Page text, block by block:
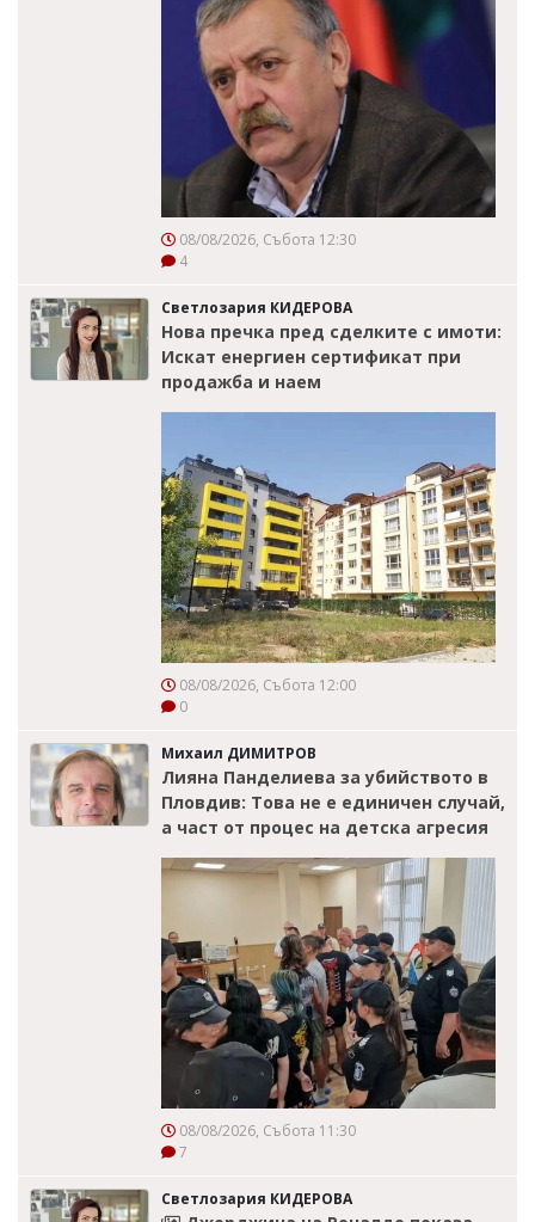
08/08/2026, Събота 12:30
4
Светлозария КИДЕРОВА
Нова пречка пред сделките с имоти:
Искат енергиен сертификат при
продажба и наем
08/08/2026, Събота 12:00
0
Михаил ДИМИТРОВ
Лияна Панделиева за убийството в
Пловдив: Това не е единичен случай,
а част от процес на детска агресия
08/08/2026, Събота 11:30
7
Светлозария КИДЕРОВА